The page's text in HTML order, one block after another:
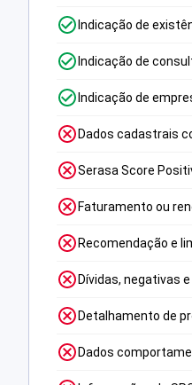
Indicação de
Indicação de
Indicação de
Dados cadastrais
Serasa Score
Faturamento ou
Recomendação e
Dívidas, negativas
Detalhamento de
Dados